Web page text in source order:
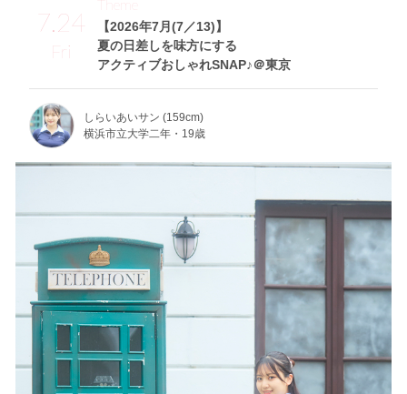
7.24
Fri
【2026年7月(7／13)】
夏の日差しを味方にする
アクティブおしゃれSNAP♪＠東京
Theme
しらいあいサン (159cm)
横浜市立大学二年・19歳